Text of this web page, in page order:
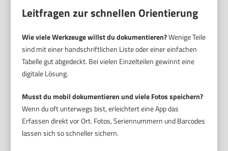
Leitfragen zur schnellen Orientierung
Wie viele Werkzeuge willst du dokumentieren?Wenige Teile
sind mit einer handschriftlichen Liste oder einer einfachen
Tabelle gut abgedeckt. Bei vielen Einzelteilen gewinnt eine
digitale Lösung.
Musst du mobil dokumentieren und viele Fotos speichern?
Wenn du oft unterwegs bist, erleichtert eine App das
Erfassen direkt vor Ort. Fotos, Seriennummern und Barcodes
lassen sich so schneller sichern.